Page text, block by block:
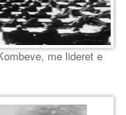
me lideret e